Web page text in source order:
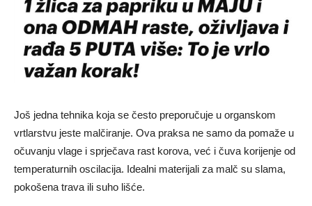
Još jedna tehnika koja se često preporučuje u organskom
vrtlarstvu jeste malčiranje. Ova praksa ne samo da pomaže u
očuvanju vlage i sprječava rast korova, već i čuva korijenje od
temperaturnih oscilacija. Idealni materijali za malč su slama,
pokošena trava ili suho lišće.